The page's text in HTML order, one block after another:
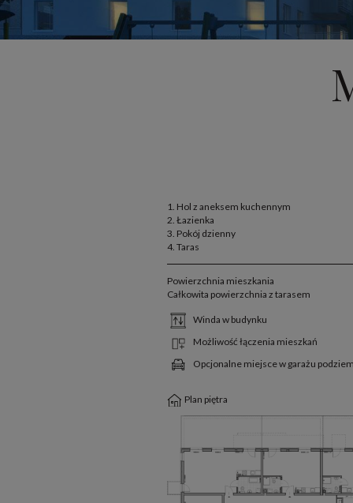
1. Hol z aneksem kuchennym
2. Łazienka
3. Pokój dzienny
4. Taras
Powierzchnia mieszkania
Całkowita powierzchnia z tarasem
Winda w budynku
Możliwość łączenia mieszkań
Opcjonalne miejsce w garażu
Plan piętra